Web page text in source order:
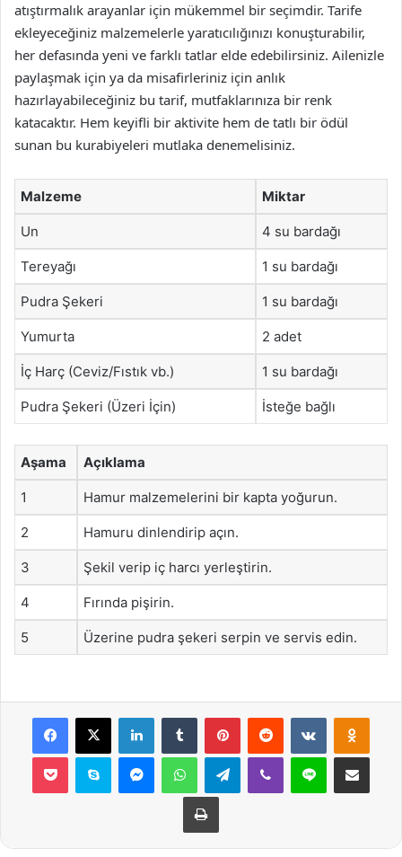
atıştırmalık arayanlar için mükemmel bir seçimdir. Tarife
ekleyeceğiniz malzemelerle yaratıcılığınızı konuşturabilir,
her defasında yeni ve farklı tatlar elde edebilirsiniz. Ailenizle
paylaşmak için ya da misafirleriniz için anlık
hazırlayabileceğiniz bu tarif, mutfaklarınıza bir renk
katacaktır. Hem keyifli bir aktivite hem de tatlı bir ödül
sunan bu kurabiyeleri mutlaka denemelisiniz.
Malzeme Miktar
Un 4 su bardağı
Tereyağı 1 su bardağı
Pudra Şekeri 1 su bardağı
Yumurta 2 adet
İç Harç (Ceviz/Fıstık vb.) 1 su bardağı
Pudra Şekeri (Üzeri İçin) İsteğe bağlı
Aşama Açıklama
1 Hamur malzemelerini bir kapta yoğurun.
2 Hamuru dinlendirip açın.
3 Şekil verip iç harcı yerleştirin.
4 Fırında pişirin.
5 Üzerine pudra şekeri serpin ve servis edin.
Facebook
X LinkedInTumblr PinterestReddit VKontakte
Pocket Skype MessengerWhatsAppTelegramViber Line E-Posta ile
Yazdır